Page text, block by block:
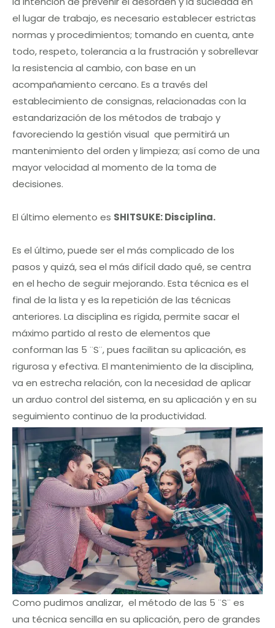
el lugar de trabajo, es necesario establecer estrictas
normas y procedimientos; tomando en cuenta, ante
todo, respeto, tolerancia a la frustración y sobrellevar
la resistencia al cambio, con base en un
acompañamiento cercano. Es a través del
establecimiento de consignas, relacionadas con la
estandarización de los métodos de trabajo y
favoreciendo la gestión visual que permitirá un
mantenimiento del orden y limpieza; así como de una
mayor velocidad al momento de la toma de
decisiones.
El último elemento es SHITSUKE: Disciplina.
Es el último, puede ser el más complicado de los
pasos y quizá, sea el más difícil dado qué, se centra
en el hecho de seguir mejorando. Esta técnica es el
final de la lista y es la repetición de las técnicas
anteriores. La disciplina es rígida, permite sacar el
máximo partido al resto de elementos que
conforman las 5 ¨S¨, pues facilitan su aplicación, es
rigurosa y efectiva. El mantenimiento de la disciplina,
va en estrecha relación, con la necesidad de aplicar
un arduo control del sistema, en su aplicación y en su
seguimiento continuo de la productividad.
Como pudimos analizar, el método de las 5 ¨S¨ es
una técnica sencilla en su aplicación, pero de grandes